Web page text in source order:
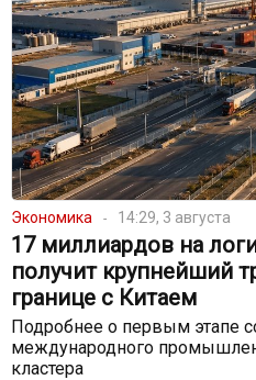
Экономика 14:29, 3 августа
17 миллиардов на
получит крупнейший
границе с Китаем
Подробнее о первым этапе
международного
кластера